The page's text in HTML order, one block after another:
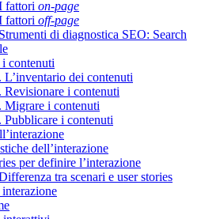
fattori on-page
fattori off-page
di diagnostica SEO: Search
contenuti
L’inventario dei contenuti
Revisionare i contenuti
Migrare i contenuti
Pubblicare i contenuti
dell’interazione
per definire l’interazione
tra scenari e user stories